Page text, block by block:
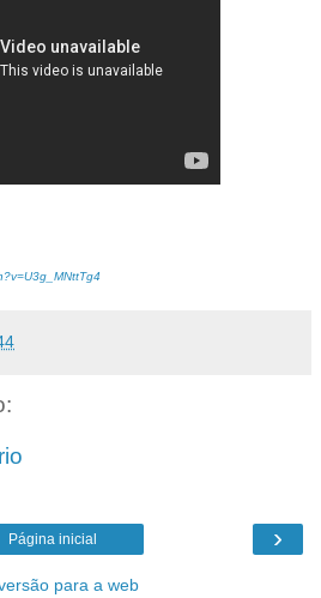
›
Página inicial
para a web